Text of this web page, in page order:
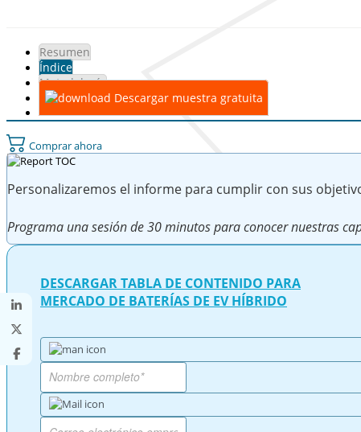
Resumen
Índice
Metodología
Descargar muestra gratuita
Comprar ahora
Personalizaremos el informe para cumplir con sus
Programa una sesión de 30 minutos para conocer nuestras
DESCARGAR TABLA DE CONTENIDO PARA
MERCADO DE BATERÍAS DE EV HÍBRIDO